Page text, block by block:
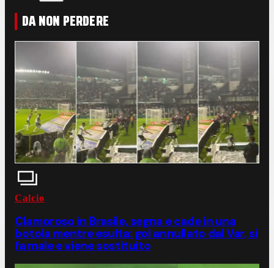
DA NON PERDERE
Calcio
Clamoroso in Brasile, segna e cade in una
botola mentre esulta: gol annullato dal Var, si
fa male e viene sostituito